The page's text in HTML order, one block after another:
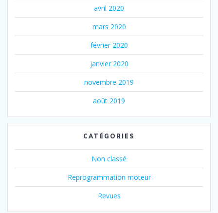
avril 2020
mars 2020
février 2020
janvier 2020
novembre 2019
août 2019
CATÉGORIES
Non classé
Reprogrammation moteur
Revues